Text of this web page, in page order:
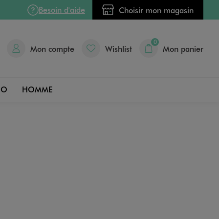
Besoin d'aide Choisir mon magasin
Mon compte Wishlist
0
Mon panier
HOMME